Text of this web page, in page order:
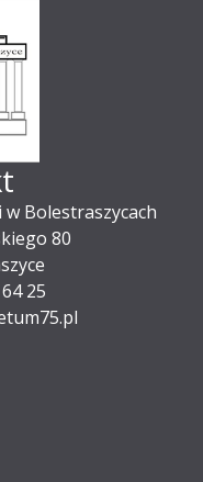
Bolestraszycach
80
25